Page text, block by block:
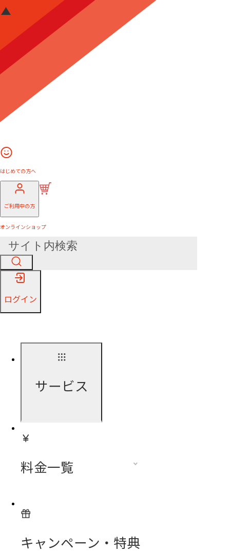
はじめての方へ
ご利用中の方
オンラインショップ
ログイン
サービス
料金一覧
キャンペーン・特典